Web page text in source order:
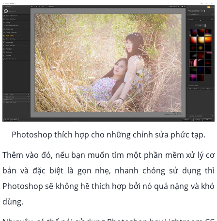
Photoshop thích hợp cho những chỉnh sửa phức tạp.
Thêm vào đó, nếu bạn muốn tìm một phần mềm xử lý cơ
bản và đặc biệt là gọn nhẹ, nhanh chóng sử dụng thì
Photoshop sẽ không hề thích hợp bởi nó quá nặng và khó
dùng.